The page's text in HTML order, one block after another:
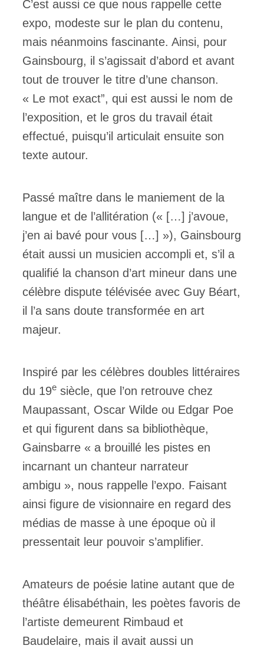
C’est aussi ce que nous rappelle cette
expo, modeste sur le plan du contenu,
mais néanmoins fascinante. Ainsi, pour
Gainsbourg, il s’agissait d’abord et avant
tout de trouver le titre d’une chanson.
« Le mot exact”, qui est aussi le nom de
l’exposition, et le gros du travail était
effectué, puisqu’il articulait ensuite son
texte autour.
Passé maître dans le maniement de la
langue et de l’allitération (« […] j’avoue,
j’en ai bavé pour vous […] »), Gainsbourg
était aussi un musicien accompli et, s’il a
qualifié la chanson d’art mineur dans une
célèbre dispute télévisée avec Guy Béart,
il l’a sans doute transformée en art
majeur.
Inspiré par les célèbres doubles littéraires
du 19e siècle, que l’on retrouve chez
Maupassant, Oscar Wilde ou Edgar Poe
et qui figurent dans sa bibliothèque,
Gainsbarre « a brouillé les pistes en
incarnant un chanteur narrateur
ambigu », nous rappelle l’expo. Faisant
ainsi figure de visionnaire en regard des
médias de masse à une époque où il
pressentait leur pouvoir s’amplifier.
Amateurs de poésie latine autant que de
théâtre élisabéthain, les poètes favoris de
l’artiste demeurent Rimbaud et
Baudelaire, mais il avait aussi un